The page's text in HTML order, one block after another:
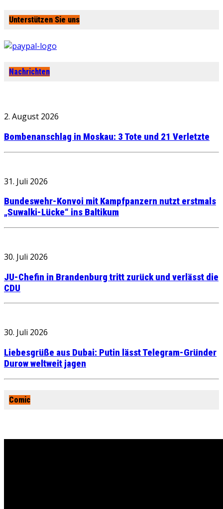
Unterstützen Sie uns
Nachrichten
2. August 2026
Bombenanschlag in Moskau: 3 Tote und 21 Verletzte
31. Juli 2026
Bundeswehr-Konvoi mit Kampfpanzern nutzt erstmals
„Suwalki-Lücke“ ins Baltikum
30. Juli 2026
JU-Chefin in Brandenburg tritt zurück und verlässt die
CDU
30. Juli 2026
Liebesgrüße aus Dubai: Putin lässt Telegram-Gründer
Durow weltweit jagen
Comic